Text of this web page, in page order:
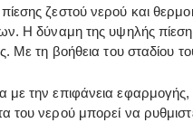
ζεστού νερού και
Η δύναμη της υψηλής
Με τη βοήθεια του σταδίου
με την επιφάνεια
του νερού μπορεί να